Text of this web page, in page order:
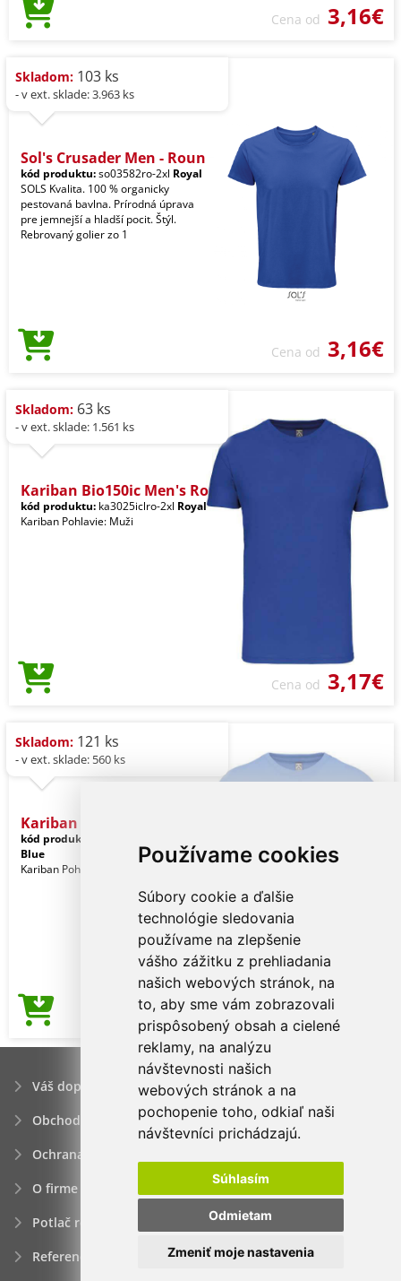
Používame cookies
Súbory cookie a ďalšie
technológie sledovania
používame na zlepšenie
vášho zážitku z prehliadania
našich webových stránok, na
to, aby sme vám zobrazovali
prispôsobený obsah a cielené
reklamy, na analýzu
návštevnosti našich
webových stránok a na
pochopenie toho, odkiaľ naši
návštevníci prichádzajú.
Súhlasím
Odmietam
Zmeniť moje nastavenia
Cena od 3,16€
Skladom: 103 ks
- v ext. sklade: 3.963 ks
Sol's Crusader Men - Roun
kód produktu:so03582ro-2xl Royal
SOLS Kvalita. 100 % organicky
pestovaná bavlna. Prírodná úprava
pre jemnejší a hladší pocit. Štýl.
Rebrovaný golier zo 1
Cena od 3,16€
Skladom: 63 ks
- v ext. sklade: 1.561 ks
Kariban Bio150ic Men's Ro
kód produktu: ka3025iclro-2xl Royal
Kariban Pohlavie: Muži
Cena od 3,17€
Skladom: 121 ks
- v ext. sklade: 560 ks
Kariban Bio150ic Men's Ro
kód produktu:
Blue
Kariban Pohlavie: Muži
Cena od 3,17€
Váš dopyt
Obchodné podmienky
Ochrana osobných údajov
O firme
Potlač reklamných predmetov
Referencie